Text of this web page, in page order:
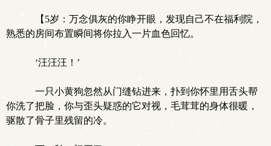
【5岁：万念俱灰的你睁开眼，发现自己不在福利院，
熟悉的房间布置瞬间将你拉入一片血色回忆。
‘汪汪汪！’
一只小黄狗忽然从门缝钻进来，扑到你怀里用舌头帮
你洗了把脸，你与歪头疑惑的它对视，毛茸茸的身体很暖，
驱散了骨子里残留的冷。